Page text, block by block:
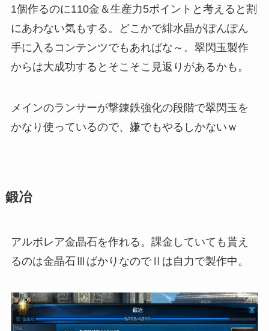
1個作るのに110金＆生産力5ポイントと考えると割
にあわない気もする。どこかで緋水晶がぽんぽん
手に入るコンテンツでもあればな～。翠閃玉製作
からは大成功するとそこそこ見返りがあるかも。
メインのランサーが撃錬鉄強化の段階で翠閃玉を
かなり使っているので、嫌でもやるしかないｗ
鍛冶
アルボレア金晶石を作れる。課金していても貰え
るのは金晶石ⅢばかりなのでⅡは自力で製作中。